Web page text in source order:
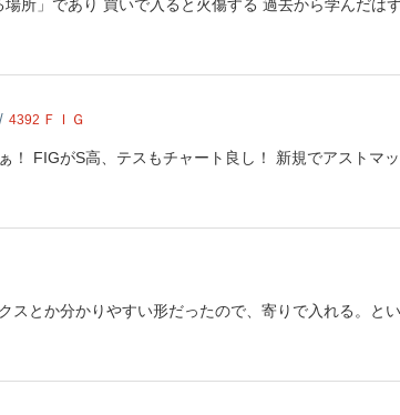
所」であり 買いで入ると火傷する 過去から学んだは
4392 ＦＩＧ
！ FIGがS高、テスもチャート良し！ 新規でアストマ
スとか分かりやすい形だったので、寄りで入れる。と